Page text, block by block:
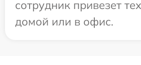
сотрудник привезет
домой или в офис.